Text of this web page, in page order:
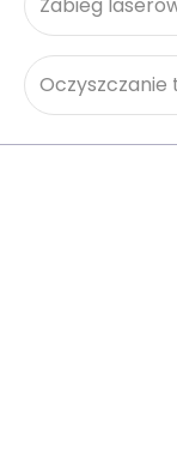
Oczyszczanie